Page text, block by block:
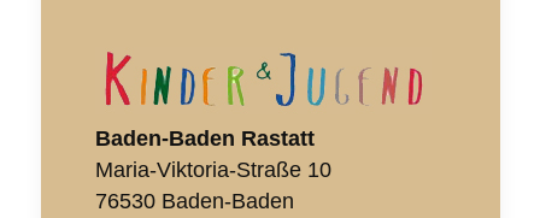
Baden-Baden Rastatt
Maria-Viktoria-Straße 10
76530 Baden-Baden